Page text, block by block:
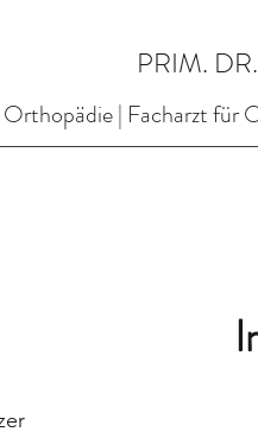
PRIM.
| Facharzt für